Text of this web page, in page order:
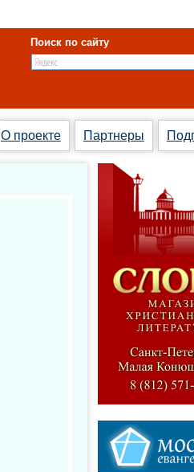
Поиск по сайту
О проекте Партнеры